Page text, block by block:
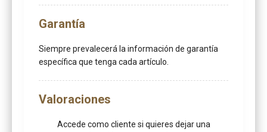
Garantía
Siempre prevalecerá la información de garantía
específica que tenga cada artículo.
Valoraciones
Accede como cliente si quieres dejar una